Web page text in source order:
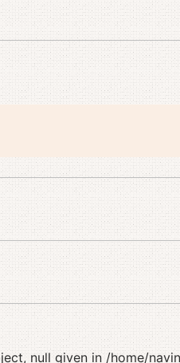
null given in/home/